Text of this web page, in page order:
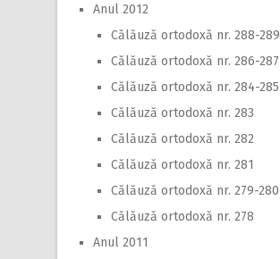
Anul 2012
Călăuză ortodoxă nr. 288-289
Călăuză ortodoxă nr. 286-287
Călăuză ortodoxă nr. 284-285
Călăuză ortodoxă nr. 283
Călăuză ortodoxă nr. 282
Călăuză ortodoxă nr. 281
Călăuză ortodoxă nr. 279-280
Călăuză ortodoxă nr. 278
Anul 2011